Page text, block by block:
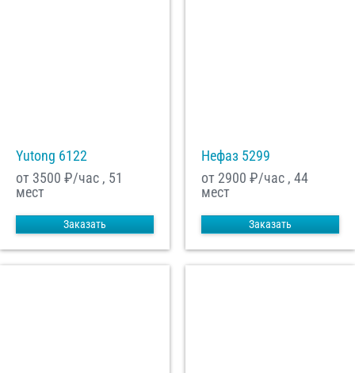
Yutong 6122
от 3500 ₽/час , 51
мест
Заказать
Нефаз 5299
от 2900 ₽/час , 44
мест
Заказать